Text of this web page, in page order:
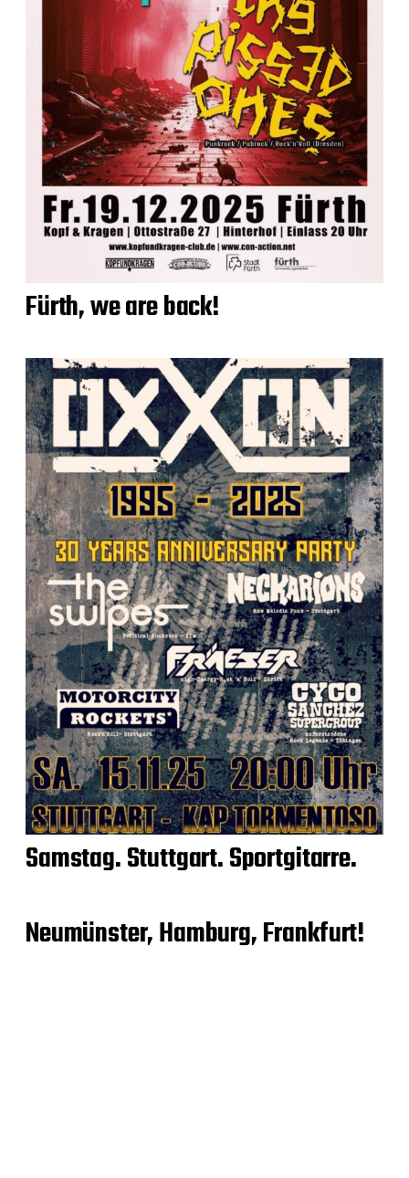
Fürth, we are back!
Samstag. Stuttgart. Sportgitarre.
Neumünster, Hamburg, Frankfurt!